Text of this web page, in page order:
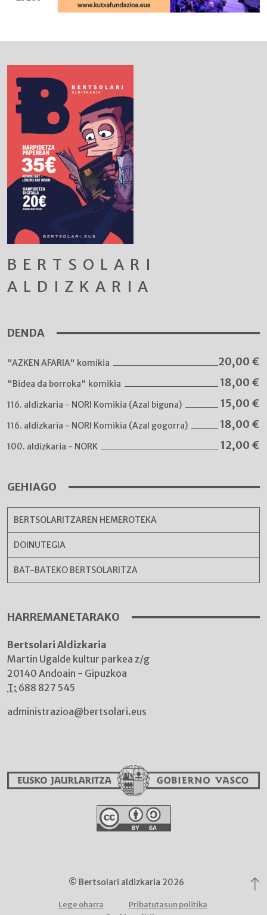
BERTSOLARI
ALDIZKARIA
DENDA
"AZKEN AFARIA" komikia 20,00 €
"Bidea da borroka" komikia 18,00 €
116. aldizkaria - NORI Komikia (Azal biguna) 15,00 €
116. aldizkaria - NORI Komikia (Azal gogorra) 18,00 €
100. aldizkaria - NORK 12,00 €
GEHIAGO
BERTSOLARITZAREN HEMEROTEKA
DOINUTEGIA
BAT-BATEKO BERTSOLARITZA
HARREMANETARAKO
Bertsolari Aldizkaria
Martin Ugalde kultur parkea z/g
20140 Andoain - Gipuzkoa
T: 688 827 545
administrazioa@bertsolari.eus
© Bertsolari aldizkaria 2026
Lege oharra
Pribatutasun politika